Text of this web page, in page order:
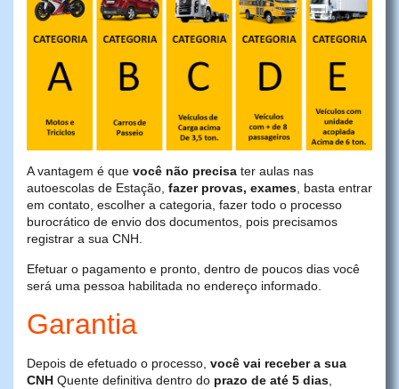
A vantagem é que você não precisa ter aulas nas
autoescolas de Estação, fazer provas, exames, basta entrar
em contato, escolher a categoria, fazer todo o processo
burocrático de envio dos documentos, pois precisamos
registrar a sua CNH.
Efetuar o pagamento e pronto, dentro de poucos dias você
será uma pessoa habilitada no endereço informado.
Garantia
Depois de efetuado o processo, você vai receber a sua
CNH Quente definitiva dentro do prazo de até 5 dias,